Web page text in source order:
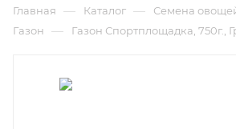
Главная — Каталог — Семена
Газон — Газон Спортплощадка, 750г.,